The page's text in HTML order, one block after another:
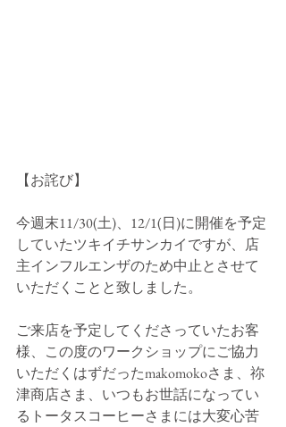
【お詫び】
今週末11/30(土)、12/1(日)に開催を予定
していたツキイチサンカイですが、店
主インフルエンザのため中止とさせて
いただくことと致しました。
ご来店を予定してくださっていたお客
様、この度のワークショップにご協力
いただくはずだったmakomokoさま、祢
津商店さま、いつもお世話になってい
るトータスコーヒーさまには大変心苦